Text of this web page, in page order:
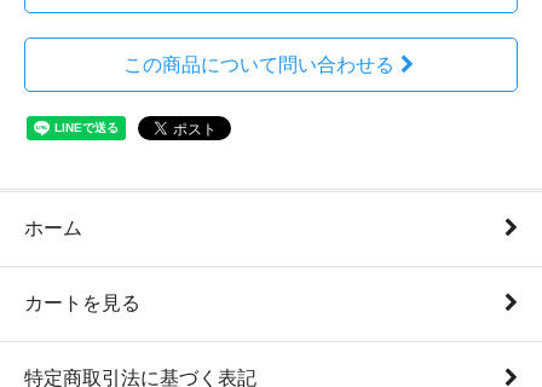
この商品について問い合わせる
ホーム
カートを見る
特定商取引法に基づく表記